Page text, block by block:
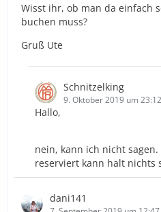
Wisst ihr, ob man da einfach
buchen muss?
Gruß Ute
Schnitzelking
9. Oktober 2019 um 23:12
Hallo,
nein, kann ich nicht
reserviert kann halt nichts
dani141